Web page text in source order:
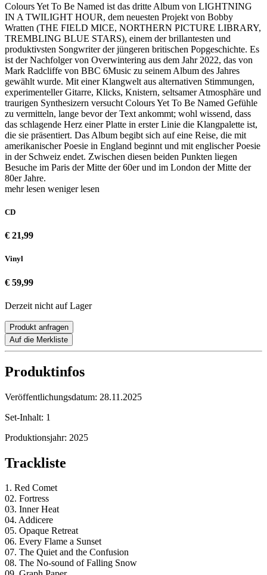
Colours Yet To Be Named ist das dritte Album von LIGHTNING
IN A TWILIGHT HOUR, dem neuesten Projekt von Bobby
Wratten (THE FIELD MICE, NORTHERN PICTURE LIBRARY,
TREMBLING BLUE STARS), einem der brillantesten und
produktivsten Songwriter der jüngeren britischen Popgeschichte. Es
ist der Nachfolger von Overwintering aus dem Jahr 2022, das von
Mark Radcliffe von BBC 6Music zu seinem Album des Jahres
gewählt wurde. Mit einer Klangwelt aus alternativen Stimmungen,
experimenteller Gitarre, Klicks, Knistern, seltsamer Atmosphäre und
traurigen Synthesizern versucht Colours Yet To Be Named Gefühle
zu vermitteln, lange bevor der Text ankommt; wohl wissend, dass
das schlagende Herz einer Platte in erster Linie die Klangpalette ist,
die sie präsentiert. Das Album begibt sich auf eine Reise, die mit
amerikanischer Poesie in England beginnt und mit englischer Poesie
in der Schweiz endet. Zwischen diesen beiden Punkten liegen
Besuche im Paris der Mitte der 60er und im London der Mitte der
80er Jahre.
mehr lesen weniger lesen
CD
€ 21,99
Vinyl
€ 59,99
Derzeit nicht auf Lager
Produkt anfragen
Auf die Merkliste
Produktinfos
Veröffentlichungsdatum: 28.11.2025
Set-Inhalt: 1
Produktionsjahr: 2025
Trackliste
1. Red Comet
02. Fortress
03. Inner Heat
04. Addicere
05. Opaque Retreat
06. Every Flame a Sunset
07. The Quiet and the Confusion
08. The No-sound of Falling Snow